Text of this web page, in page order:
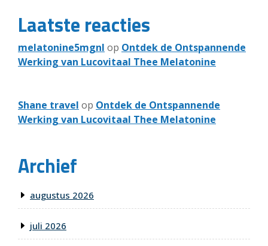
Laatste reacties
melatonine5mgnl op Ontdek de Ontspannende
Werking van Lucovitaal Thee Melatonine
Shane travel op Ontdek de Ontspannende
Werking van Lucovitaal Thee Melatonine
Archief
augustus 2026
juli 2026